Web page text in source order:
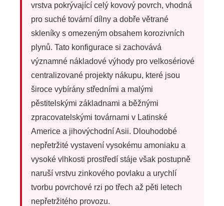
vrstva pokrývající celý kovový povrch, vhodná
pro suché tovární dílny a dobře větrané
skleníky s omezeným obsahem korozivních
plynů. Tato konfigurace si zachovává
významné nákladové výhody pro velkosériové
centralizované projekty nákupu, které jsou
široce vybírány středními a malými
pěstitelskými základnami a běžnými
zpracovatelskými továrnami v Latinské
Americe a jihovýchodní Asii. Dlouhodobé
nepřetržité vystavení vysokému amoniaku a
vysoké vlhkosti prostředí stáje však postupně
naruší vrstvu zinkového povlaku a urychlí
tvorbu povrchové rzi po třech až pěti letech
nepřetržitého provozu.